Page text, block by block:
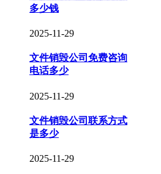
多少钱
2025-11-29
文件销毁公司免费咨询
电话多少
2025-11-29
文件销毁公司联系方式
是多少
2025-11-29